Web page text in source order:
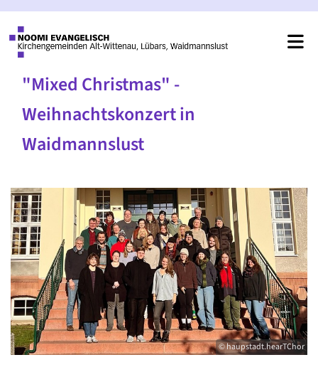
"Mixed Christmas" -
Weihnachtskonzert in
Waidmannslust
© haupstadt.hearTChor